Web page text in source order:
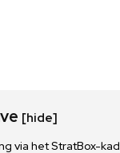
[hide]
via het StratBox-